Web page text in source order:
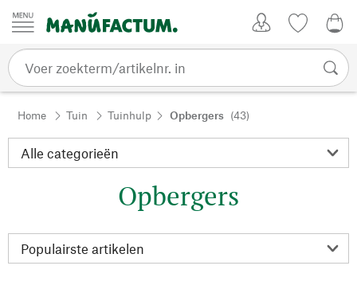
Passer au contenu
Home Tuin Tuinhulp Opbergers (43)
Opbergers